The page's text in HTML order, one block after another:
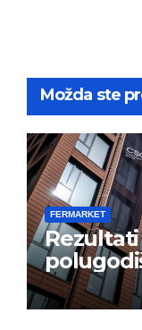
Možda ste
FERMARKET
Rezultati